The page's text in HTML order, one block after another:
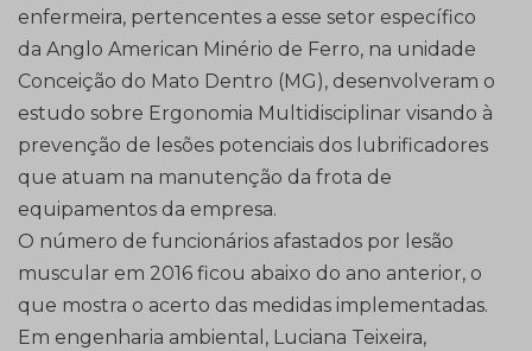
enfermeira, pertencentes a esse setor específico
da Anglo American Minério de Ferro, na unidade
Conceição do Mato Dentro (MG), desenvolveram o
estudo sobre Ergonomia Multidisciplinar visando à
prevenção de lesões potenciais dos lubrificadores
que atuam na manutenção da frota de
equipamentos da empresa.
O número de funcionários afastados por lesão
muscular em 2016 ficou abaixo do ano anterior, o
que mostra o acerto das medidas implementadas.
Em engenharia ambiental, Luciana Teixeira,